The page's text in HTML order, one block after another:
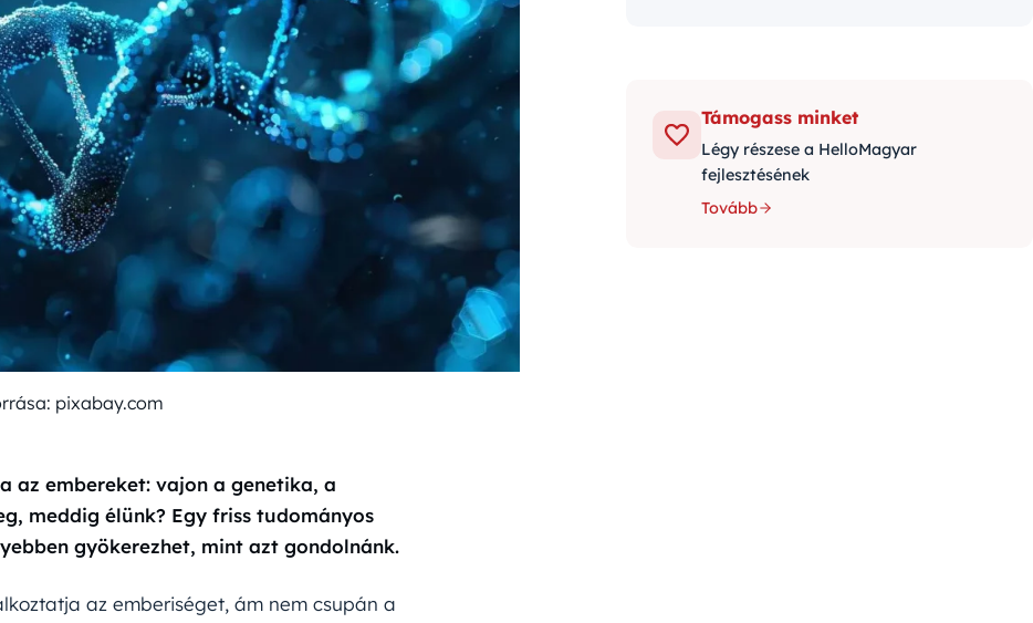
pixabay.com
az embereket: vajon a genetika, a
meddig élünk? Egy friss tudományos
gyökerezhet, mint azt gondolnánk.
az emberiséget, ám nem csupán a
Támogass minket
Légy részese a HelloMagyar
fejlesztésének
Tovább